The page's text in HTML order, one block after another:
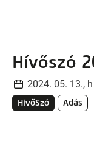
Hívőszó
2024. 05. 13.,
HívőSzó Adás